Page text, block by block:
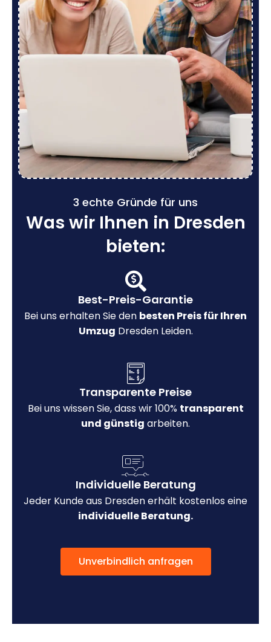
3 echte Gründe für uns
Was wir Ihnen in Dresden
bieten:
Best-Preis-Garantie
Bei uns erhalten Sie den besten Preis für Ihren
Umzug Dresden Leiden.
Transparente Preise
Bei uns wissen Sie, dass wir 100% transparent
und günstig arbeiten.
Individuelle Beratung
Jeder Kunde aus Dresden erhält kostenlos eine
individuelle Beratung.
Unverbindlich anfragen